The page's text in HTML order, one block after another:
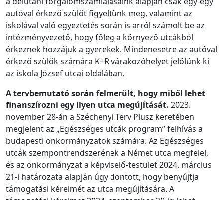
autóval érkező szülőt figyeltünk meg, valamint az
iskolával való egyeztetés során is arról számolt be az
intézményvezető, hogy főleg a környező utcákból
érkeznek hozzájuk a gyerekek. Mindenesetre az autóval
érkező szülők számára K+R várakozóhelyet jelölünk ki
az iskola József utcai oldalában.
A tervbemutató során felmerült, hogy miből lehet
finanszírozni egy ilyen utca megújítását. 2023.
november 28-án a Széchenyi Terv Plusz keretében
megjelent az „Egészséges utcák program” felhívás a
budapesti önkormányzatok számára. Az Egészséges
utcák szempontrendszerének a Német utca megfelel,
és az önkormányzat a képviselő-testület 2024. március
21-i határozata alapján úgy döntött, hogy benyújtja
támogatási kérelmét az utca megújítására. A